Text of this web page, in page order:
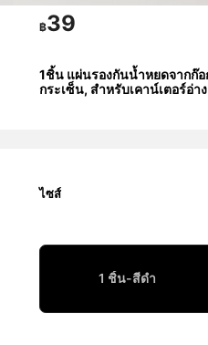
฿39
1ชิ้น แผ่นรองกันน้ำหยดจากก๊
กระเซ็น, สำหรับเคาน์เตอร์อ่
ไซส์
1 ชิ้น-สีดำ